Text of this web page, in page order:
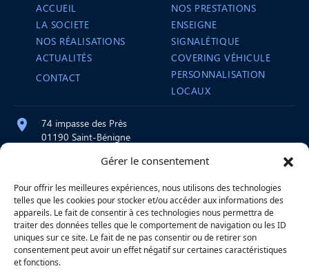
Gérer le consentement
Pour offrir les meilleures expériences, nous utilisons des technologies
telles que les cookies pour stocker et/ou accéder aux informations des
appareils. Le fait de consentir à ces technologies nous permettra de
traiter des données telles que le comportement de navigation ou les ID
uniques sur ce site. Le fait de ne pas consentir ou de retirer son
consentement peut avoir un effet négatif sur certaines caractéristiques
et fonctions.
ACCUEIL
LA SOCIETE
NOS RÉALISATIONS
ACTUALITÉS
CONTACT
NOS PRESTATIONS
ENSEIGNE
SIGNALÉTIQUE
COVERING VÉHICULE
PERSONNALISATION
LOCAUX
74 impasse des Près
01190 Saint-Bénigne
contact@atelier-martre.fr
09 72 95 15 20
Lundi au jeudi : 8h – 12h / 14h – 18h
Vendredi : 8h – 12h
|Mentions légales